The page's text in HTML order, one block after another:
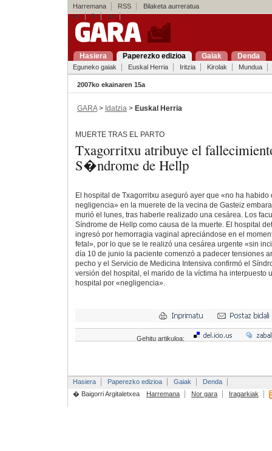
Harremana RSS
Bilaketa aurreratua
es
fr en
Hasiera Paperezko edizioa Gaiak Denda
Eguneko gaiak Euskal Herria Iritzia Kirolak Mundua
2007ko ekainaren 15a
GARA> Idatzia > Euskal Herria
MUERTE TRAS EL PARTO
Txagorritxu atribuye el
S�ndrome de Hellp
El hospital de Txagorritxu aseguró ayer que «no ha
negligencia» en la muerete de la vecina de Gasteiz
murió el lunes, tras haberle realizado una cesárea. Los
Síndrome de Hellp como causa de la muerte. El hospital
ingresó por hemorragia vaginal apreciándose en el
fetal», por lo que se le realizó una cesárea urgente «sin
día 10 de junio la paciente comenzó a padecer tensiones
pecho y el Servicio de Medicina Intensiva confirmó el
versión del hospital, el marido de la víctima ha interpuesto
hospital por «negligencia».
Gehitu artikuloa:
Hasiera Paperezko edizioa Gaiak
Denda
� Baigorri Argitaletxea
Harremana Nor gara Iragarkiak